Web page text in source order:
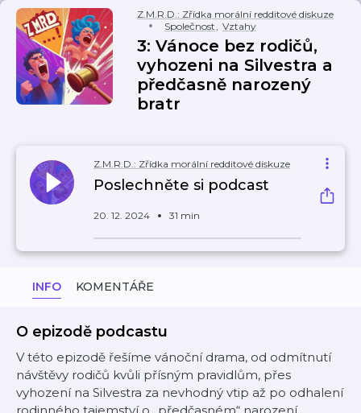
Z.M.R.D.: Zřídka morální redditové diskuze
Společnost, Vztahy
3: Vánoce bez rodičů,
vyhozeni na Silvestra a
předčasně narozený
bratr
Z.M.R.D.: Zřídka morální redditové diskuze
Poslechněte si podcast
20. 12. 2024 31 min
INFO KOMENTÁŘE
O epizodě podcastu
V této epizodě řešíme vánoční drama, od odmítnutí
návštěvy rodičů kvůli přísným pravidlům, přes
vyhození na Silvestra za nevhodný vtip až po odhalení